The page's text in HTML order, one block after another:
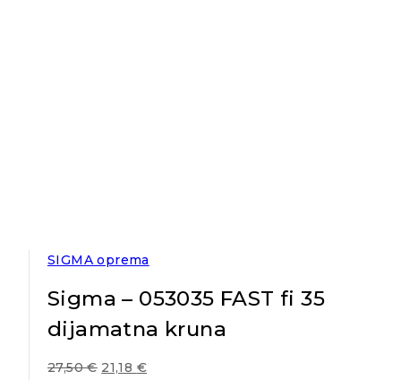
SIGMA oprema
Sigma – 053035 FAST fi 35
dijamatna kruna
27,50€ 21,18 €